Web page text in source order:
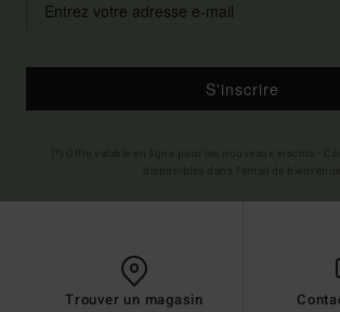
S'inscrire
Trouver un magasin